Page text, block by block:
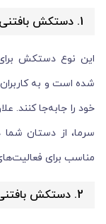
1. دستکش بافتنی 50 گرمی کار
این نوع دستکش
شده است و به کاربران
خود را جابه‌جا کنند.
سرما، از دستان
مناسب برای
2. دستکش بافتنی 70 گرمی کار